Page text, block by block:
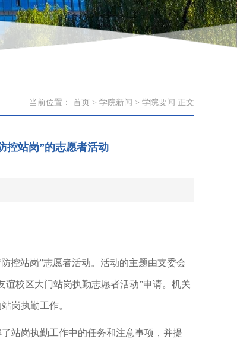
当前位置： 首页 > 学院新闻 > 学院要闻 正文
控站岗”的志愿者活动
控站岗”志愿者活动。活动的主题由支委会
校区大门站岗执勤志愿者活动”申请。机关
岗执勤工作。
站岗执勤工作中的任务和注意事项，并提